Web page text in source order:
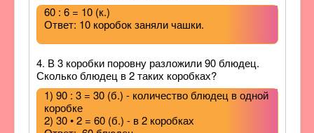
60 : 6 = 10 (к.)
Ответ: 10 коробок заняли чашки.
4. В 3 коробки поровну разложили 90 блюдец.
Сколько блюдец в 2 таких коробках?
1) 90 : 3 = 30 (б.) - количество блюдец в одной
коробке
2) 30 • 2 = 60 (б.) - в 2 коробках